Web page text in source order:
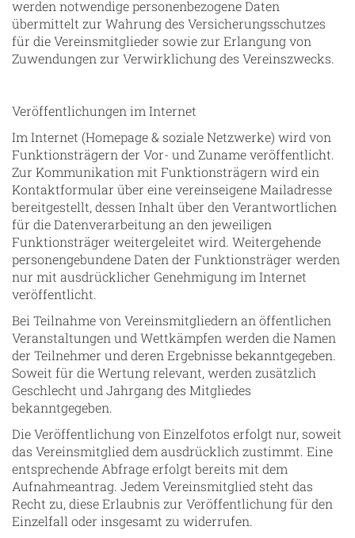
werden notwendige personenbezogene Daten
übermittelt zur Wahrung des Versicherungsschutzes
für die Vereinsmitglieder sowie zur Erlangung von
Zuwendungen zur Verwirklichung des Vereinszwecks.
Veröffentlichungen im Internet
Im Internet (Homepage & soziale Netzwerke) wird von
Funktionsträgern der Vor- und Zuname veröffentlicht.
Zur Kommunikation mit Funktionsträgern wird ein
Kontaktformular über eine vereinseigene Mailadresse
bereitgestellt, dessen Inhalt über den Verantwortlichen
für die Datenverarbeitung an den jeweiligen
Funktionsträger weitergeleitet wird. Weitergehende
personengebundene Daten der Funktionsträger werden
nur mit ausdrücklicher Genehmigung im Internet
veröffentlicht.
Bei Teilnahme von Vereinsmitgliedern an öffentlichen
Veranstaltungen und Wettkämpfen werden die Namen
der Teilnehmer und deren Ergebnisse bekanntgegeben.
Soweit für die Wertung relevant, werden zusätzlich
Geschlecht und Jahrgang des Mitgliedes
bekanntgegeben.
Die Veröffentlichung von Einzelfotos erfolgt nur, soweit
das Vereinsmitglied dem ausdrücklich zustimmt. Eine
entsprechende Abfrage erfolgt bereits mit dem
Aufnahmeantrag. Jedem Vereinsmitglied steht das
Recht zu, diese Erlaubnis zur Veröffentlichung für den
Einzelfall oder insgesamt zu widerrufen.